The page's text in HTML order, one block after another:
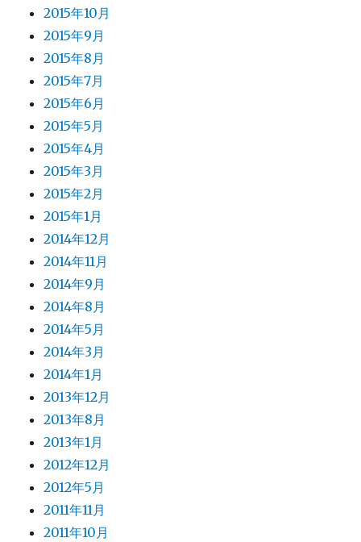
2015年10月
2015年9月
2015年8月
2015年7月
2015年6月
2015年5月
2015年4月
2015年3月
2015年2月
2015年1月
2014年12月
2014年11月
2014年9月
2014年8月
2014年5月
2014年3月
2014年1月
2013年12月
2013年8月
2013年1月
2012年12月
2012年5月
2011年11月
2011年10月